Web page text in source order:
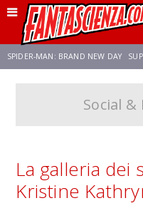
SPIDER-MAN: BRAND NEW DAY
FRANCO RICCIARDIELLO ZENDAYA
Social &
La galleria dei
Kristine